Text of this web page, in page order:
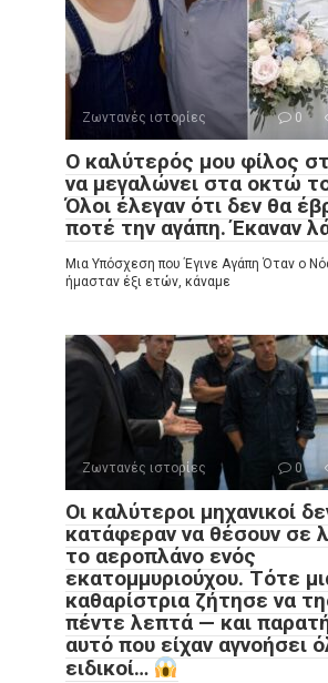
Ζωντανές ιστορίες 0
Ο καλύτερός μου φίλος
να μεγαλώνει στα οκτώ
Όλοι έλεγαν ότι δεν θα
ποτέ την αγάπη. Έκαναν
Μια Υπόσχεση που Έγινε Αγάπη Όταν ο
ήμασταν έξι ετών, κάναμε
Ζωντανές ιστορίες 0
Οι καλύτεροι μηχανικοί
κατάφεραν να θέσουν σε
το αεροπλάνο ενός
εκατομμυριούχου. Τότε
καθαρίστρια ζήτησε να
πέντε λεπτά — και
αυτό που είχαν αγνοήσει
ειδικοί…